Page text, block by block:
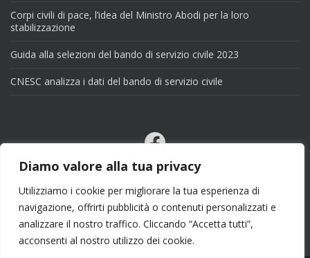
Diamo valore alla tua privacy
Utilizziamo i cookie per migliorare la tua esperienza di
navigazione, offrirti pubblicità o contenuti personalizzati e
analizzare il nostro traffico. Cliccando “Accetta tutti”,
acconsenti al nostro utilizzo dei cookie.
Corpi civili di pace, l’idea del Ministro Abodi per la loro
stabilizzazione
Guida alla selezioni del bando di servizio civile 2023
CNESC analizza i dati del bando di servizio civile
Facebook
Email
X